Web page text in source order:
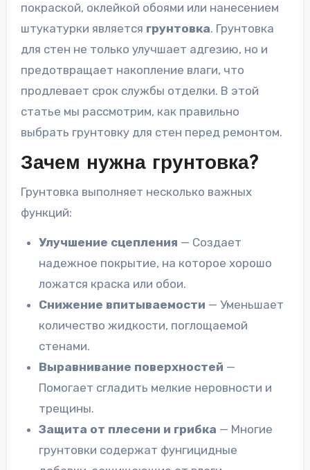
покраской, оклейкой обоями или нанесением
штукатурки является грунтовка. Грунтовка
для стен не только улучшает адгезию, но и
предотвращает накопление влаги, что
продлевает срок службы отделки. В этой
статье мы рассмотрим, как правильно
выбрать грунтовку для стен перед ремонтом.
Зачем нужна грунтовка?
Грунтовка выполняет несколько важных
функций:
Улучшение сцепления — Создает
надежное покрытие, на которое хорошо
ложатся краска или обои.
Снижение впитываемости — Уменьшает
количество жидкости, поглощаемой
стенами.
Выравнивание поверхностей —
Помогает сгладить мелкие неровности и
трещины.
Защита от плесени и грибка — Многие
грунтовки содержат фунгицидные